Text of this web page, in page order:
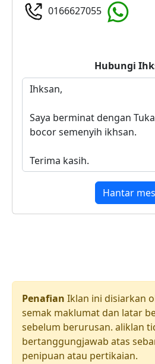
0166627055
Hubungi
Hantar
Penafian Iklan ini disiarkan
semak maklumat dan latar
sebelum berurusan. aliklan
bertanggungjawab atas
penipuan atau pertikaian.